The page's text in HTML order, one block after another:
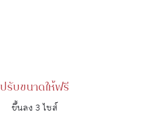
ปรับขนาดให้ฟรี
ขึ้นลง 3 ไซส์